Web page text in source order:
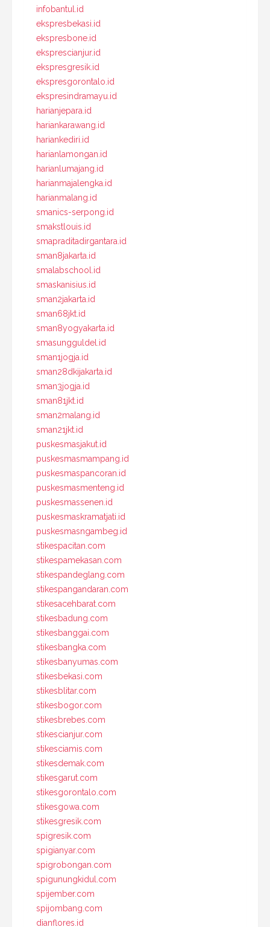
infobantul.id
ekspresbekasi.id
ekspresbone.id
eksprescianjur.id
ekspresgresik.id
ekspresgorontalo.id
ekspresindramayu.id
harianjepara.id
hariankarawang.id
hariankediri.id
harianlamongan.id
harianlumajang.id
harianmajalengka.id
harianmalang.id
smanics-serpong.id
smakstlouis.id
smapraditadirgantara.id
sman8jakarta.id
smalabschool.id
smaskanisius.id
sman2jakarta.id
sman68jkt.id
sman8yogyakarta.id
smasungguldel.id
sman1jogja.id
sman28dkijakarta.id
sman3jogja.id
sman81jkt.id
sman2malang.id
sman21jkt.id
puskesmasjakut.id
puskesmasmampang.id
puskesmaspancoran.id
puskesmasmenteng.id
puskesmassenen.id
puskesmaskramatjati.id
puskesmasngambeg.id
stikespacitan.com
stikespamekasan.com
stikespandeglang.com
stikespangandaran.com
stikesacehbarat.com
stikesbadung.com
stikesbanggai.com
stikesbangka.com
stikesbanyumas.com
stikesbekasi.com
stikesblitar.com
stikesbogor.com
stikesbrebes.com
stikescianjur.com
stikesciamis.com
stikesdemak.com
stikesgarut.com
stikesgorontalo.com
stikesgowa.com
stikesgresik.com
spigresik.com
spigianyar.com
spigrobongan.com
spigunungkidul.com
spijember.com
spijombang.com
dianflores.id